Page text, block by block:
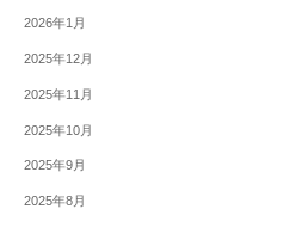
2026年1月
2025年12月
2025年11月
2025年10月
2025年9月
2025年8月